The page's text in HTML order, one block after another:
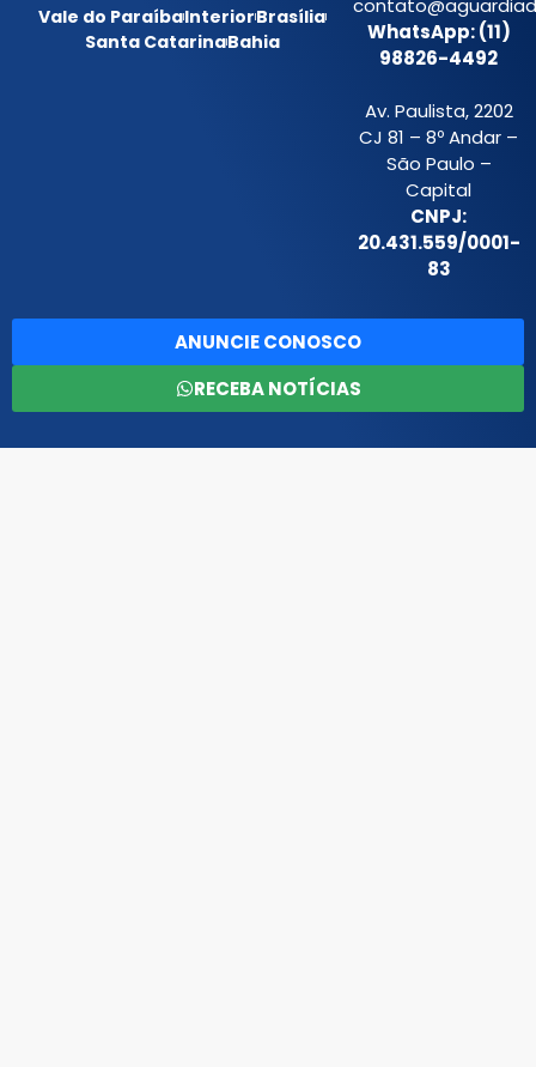
Vale do ParaíbaInteriorBrasília
Santa CatarinaBahia
WhatsApp: (11)
98826-4492
Av. Paulista, 2202
CJ 81 – 8º Andar –
São Paulo –
Capital
CNPJ:
20.431.559/0001-
83
ANUNCIE CONOSCO
RECEBA NOTÍCIAS